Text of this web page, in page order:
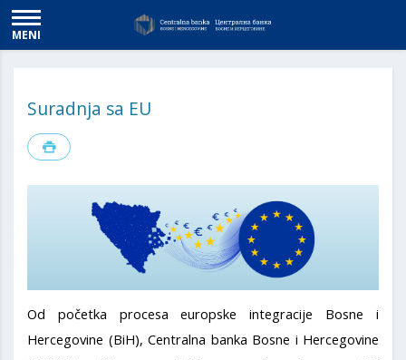
MENI
Suradnja sa EU
Od početka procesa europske integracije Bosne i
Hercegovine (BiH), Centralna banka Bosne i Hercegovine